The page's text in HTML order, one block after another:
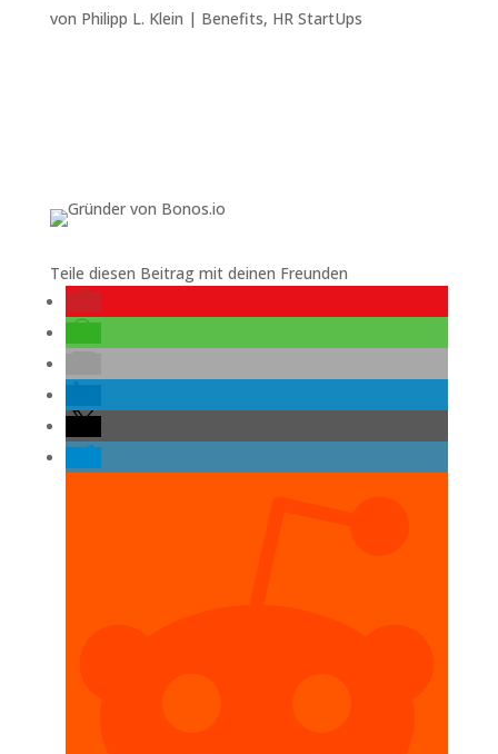
von Philipp L. Klein | Benefits, HR StartUps
Teile diesen Beitrag mit deinen Freunden